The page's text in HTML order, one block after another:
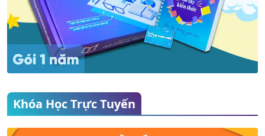
Khóa Học Trực Tuyến
MỚI